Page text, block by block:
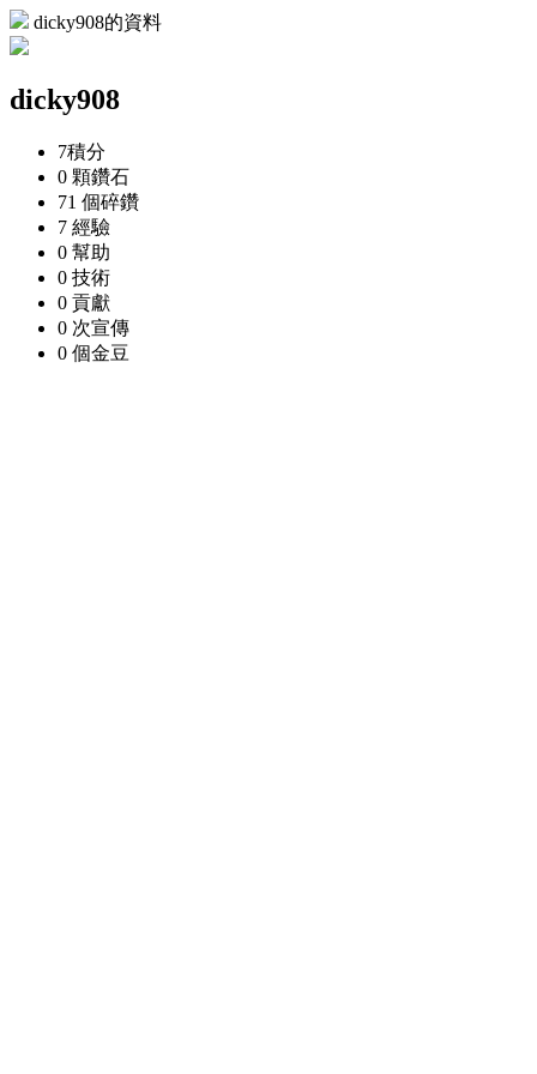
dicky908的資料
dicky908
7積分
0 顆鑽石
71 個碎鑽
7 經驗
0 幫助
0 技術
0 貢獻
0 次宣傳
0 個金豆